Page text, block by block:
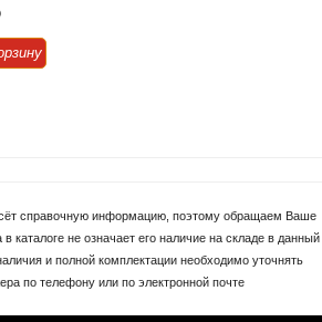
справочную информацию, поэтому обращаем Ваше
каталоге не означает его наличие на складе в данный
и полной комплектации необходимо уточнять
по телефону или по электронной почте